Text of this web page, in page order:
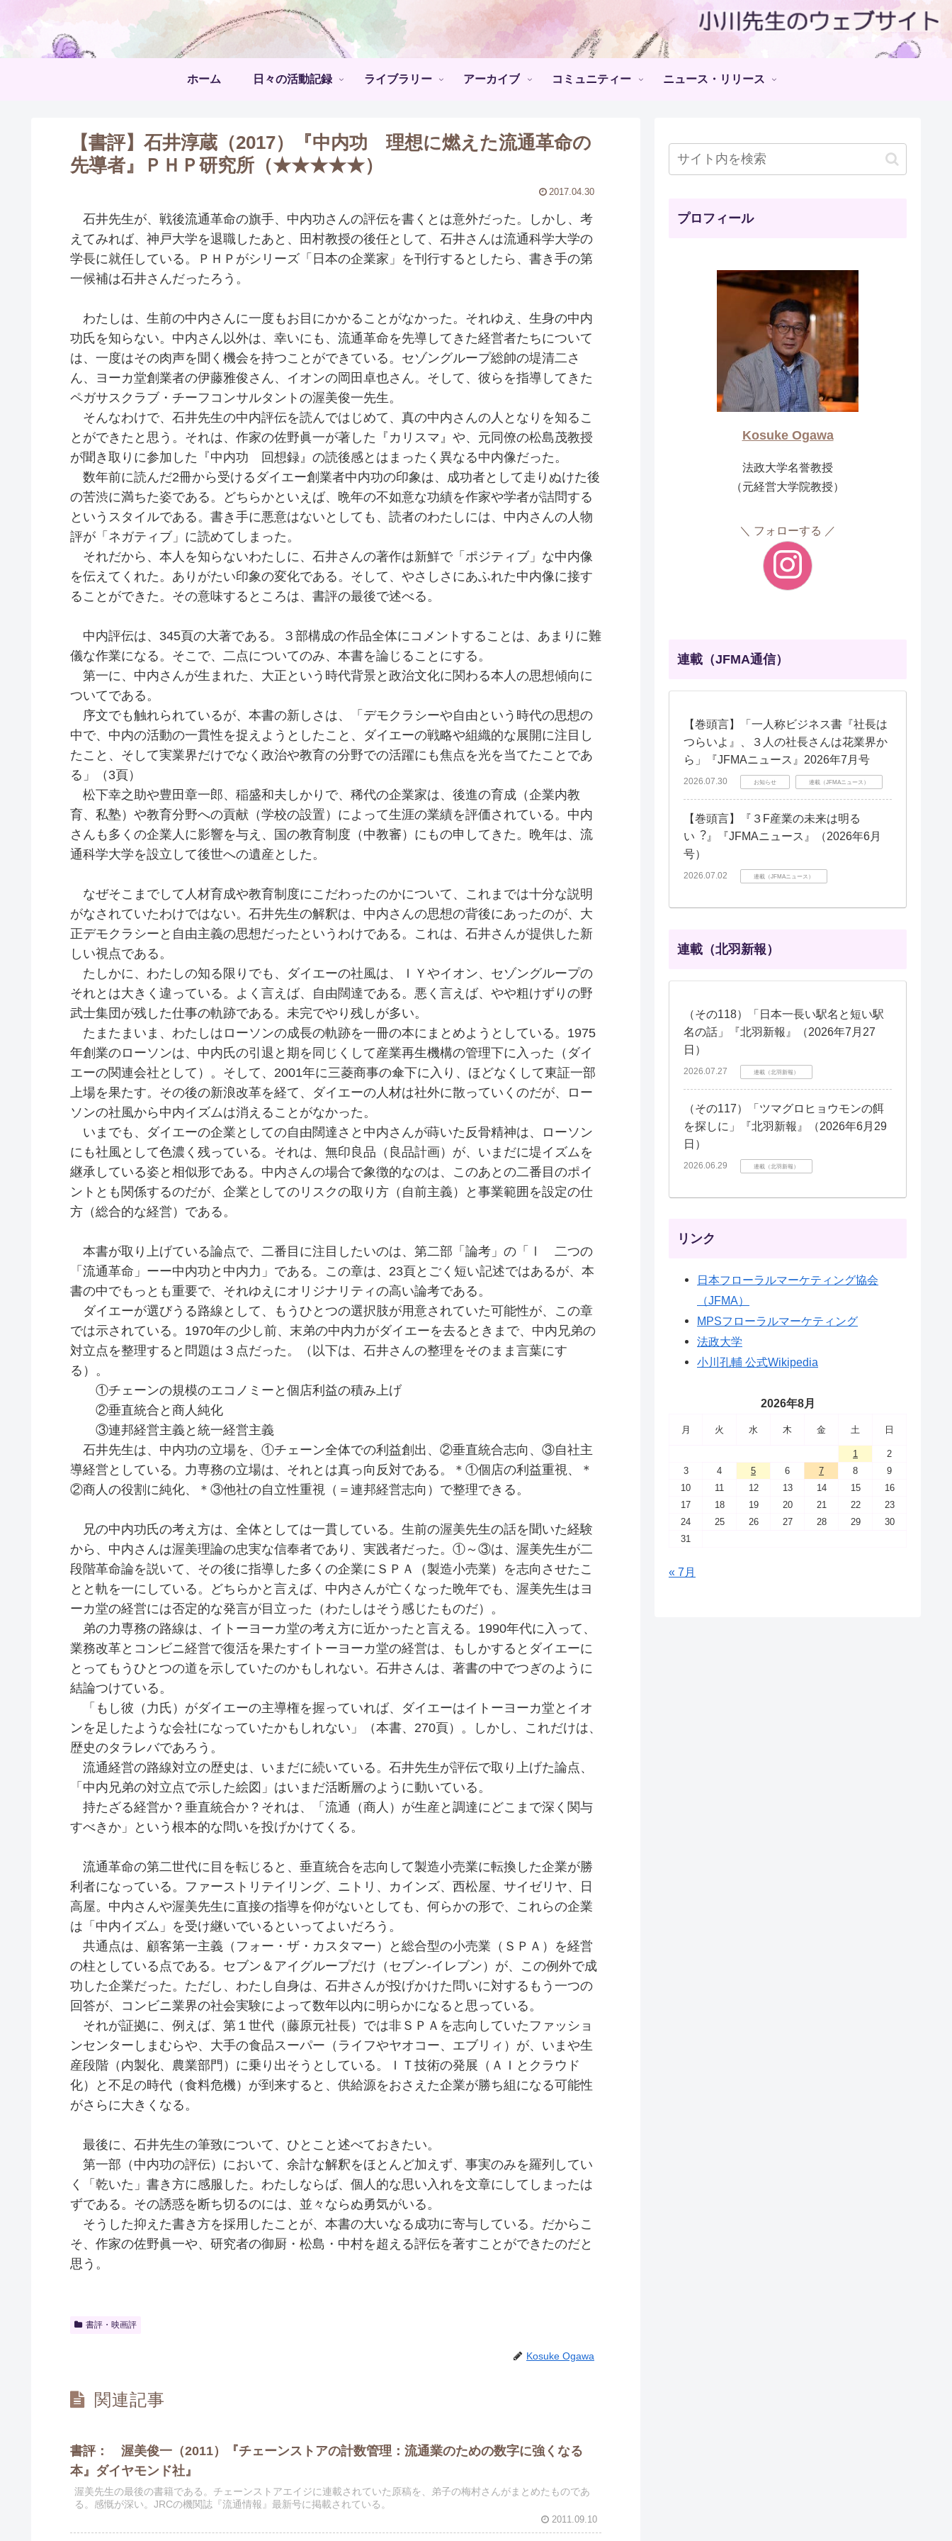
ホーム 日々の活動記録 ライブラリー アーカイブ コミュニティー ニュース・リリース
【書評】石井淳蔵（2017）『中内功 理想に燃えた流通革命の
先導者』ＰＨＰ研究所（★★★★★）
2017.04.30
石井先生が、戦後流通革命の旗手、中内功さんの評伝を書くとは意外だった。しかし、考
えてみれば、神戸大学を退職したあと、田村教授の後任として、石井さんは流通科学大学の
学長に就任している。ＰＨＰがシリーズ「日本の企業家」を刊行するとしたら、書き手の第
一候補は石井さんだったろう。
わたしは、生前の中内さんに一度もお目にかかることがなかった。それゆえ、生身の中内
功氏を知らない。中内さん以外は、幸いにも、流通革命を先導してきた経営者たちについて
は、一度はその肉声を聞く機会を持つことができている。セゾングループ総帥の堤清二さ
ん、ヨーカ堂創業者の伊藤雅俊さん、イオンの岡田卓也さん。そして、彼らを指導してきた
ペガサスクラブ・チーフコンサルタントの渥美俊一先生。
そんなわけで、石井先生の中内評伝を読んではじめて、真の中内さんの人となりを知るこ
とができたと思う。それは、作家の佐野眞一が著した『カリスマ』や、元同僚の松島茂教授
が聞き取りに参加した『中内功 回想録』の読後感とはまったく異なる中内像だった。
数年前に読んだ2冊から受けるダイエー創業者中内功の印象は、成功者として走りぬけた後
の苦渋に満ちた姿である。どちらかといえば、晩年の不如意な功績を作家や学者が詰問する
というスタイルである。書き手に悪意はないとしても、読者のわたしには、中内さんの人物
評が「ネガティブ」に読めてしまった。
それだから、本人を知らないわたしに、石井さんの著作は新鮮で「ポジティブ」な中内像
を伝えてくれた。ありがたい印象の変化である。そして、やさしさにあふれた中内像に接す
ることができた。その意味するところは、書評の最後で述べる。
中内評伝は、345頁の大著である。３部構成の作品全体にコメントすることは、あまりに難
儀な作業になる。そこで、二点についてのみ、本書を論じることにする。
第一に、中内さんが生まれた、大正という時代背景と政治文化に関わる本人の思想傾向に
ついてである。
序文でも触れられているが、本書の新しさは、「デモクラシーや自由という時代の思想の
中で、中内の活動の一貫性を捉えようとしたこと、ダイエーの戦略や組織的な展開に注目し
たこと、そして実業界だけでなく政治や教育の分野での活躍にも焦点を光を当てたことであ
る」（3頁）
松下幸之助や豊田章一郎、稲盛和夫しかりで、稀代の企業家は、後進の育成（企業内教
育、私塾）や教育分野への貢献（学校の設置）によって生涯の業績を評価されている。中内
さんも多くの企業人に影響を与え、国の教育制度（中教審）にもの申してきた。晩年は、流
通科学大学を設立して後世への遺産とした。
なぜそこまでして人材育成や教育制度にこだわったのかについて、これまでは十分な説明
がなされていたわけではない。石井先生の解釈は、中内さんの思想の背後にあったのが、大
正デモクラシーと自由主義の思想だったというわけである。これは、石井さんが提供した新
しい視点である。
たしかに、わたしの知る限りでも、ダイエーの社風は、ＩＹやイオン、セゾングループの
それとは大きく違っている。よく言えば、自由闊達である。悪く言えば、やや粗けずりの野
武士集団が残した仕事の軌跡である。未完でやり残しが多い。
たまたまいま、わたしはローソンの成長の軌跡を一冊の本にまとめようとしている。1975
年創業のローソンは、中内氏の引退と期を同じくして産業再生機構の管理下に入った（ダイ
エーの関連会社として）。そして、2001年に三菱商事の傘下に入り、ほどなくして東証一部
上場を果たす。その後の新浪改革を経て、ダイエーの人材は社外に散っていくのだが、ロー
ソンの社風から中内イズムは消えることがなかった。
いまでも、ダイエーの企業としての自由闊達さと中内さんが蒔いた反骨精神は、ローソン
にも社風として色濃く残っている。それは、無印良品（良品計画）が、いまだに堤イズムを
継承している姿と相似形である。中内さんの場合で象徴的なのは、このあとの二番目のポイ
ントとも関係するのだが、企業としてのリスクの取り方（自前主義）と事業範囲を設定の仕
方（総合的な経営）である。
本書が取り上げている論点で、二番目に注目したいのは、第二部「論考」の「Ⅰ 二つの
「流通革命」ーー中内功と中内力」である。この章は、23頁とごく短い記述ではあるが、本
書の中でもっとも重要で、それゆえにオリジナリティの高い論考である。
ダイエーが選びうる路線として、もうひとつの選択肢が用意されていた可能性が、この章
では示されている。1970年の少し前、末弟の中内力がダイエーを去るときまで、中内兄弟の
対立点を整理すると問題は３点だった。（以下は、石井さんの整理をそのまま言葉にす
る）。
①チェーンの規模のエコノミーと個店利益の積み上げ
②垂直統合と商人純化
③連邦経営主義と統一経営主義
石井先生は、中内功の立場を、①チェーン全体での利益創出、②垂直統合志向、③自社主
導経営としている。力専務の立場は、それとは真っ向反対である。＊①個店の利益重視、＊
②商人の役割に純化、＊③他社の自立性重視（＝連邦経営志向）で整理できる。
兄の中内功氏の考え方は、全体としては一貫している。生前の渥美先生の話を聞いた経験
から、中内さんは渥美理論の忠実な信奉者であり、実践者だった。①～③は、渥美先生が二
段階革命論を説いて、その後に指導した多くの企業にＳＰＡ（製造小売業）を志向させたこ
とと軌を一にしている。どちらかと言えば、中内さんが亡くなった晩年でも、渥美先生はヨ
ーカ堂の経営には否定的な発言が目立った（わたしはそう感じたものだ）。
弟の力専務の路線は、イトーヨーカ堂の考え方に近かったと言える。1990年代に入って、
業務改革とコンビニ経営で復活を果たすイトーヨーカ堂の経営は、もしかするとダイエーに
とってもうひとつの道を示していたのかもしれない。石井さんは、著書の中でつぎのように
結論つけている。
「もし彼（力氏）がダイエーの主導権を握っていれば、ダイエーはイトーヨーカ堂とイオ
ンを足したような会社になっていたかもしれない」（本書、270頁）。しかし、これだけは、
歴史のタラレバであろう。
流通経営の路線対立の歴史は、いまだに続いている。石井先生が評伝で取り上げた論点、
「中内兄弟の対立点で示した絵図」はいまだ活断層のように動いている。
持たざる経営か？垂直統合か？それは、「流通（商人）が生産と調達にどこまで深く関与
すべきか」という根本的な問いを投げかけてくる。
流通革命の第二世代に目を転じると、垂直統合を志向して製造小売業に転換した企業が勝
利者になっている。ファーストリテイリング、ニトリ、カインズ、西松屋、サイゼリヤ、日
高屋。中内さんや渥美先生に直接の指導を仰がないとしても、何らかの形で、これらの企業
は「中内イズム」を受け継いでいるといってよいだろう。
共通点は、顧客第一主義（フォー・ザ・カスタマー）と総合型の小売業（ＳＰＡ）を経営
の柱としている点である。セブン＆アイグループだけ（セブン-イレブン）が、この例外で成
功した企業だった。ただし、わたし自身は、石井さんが投げかけた問いに対するもう一つの
回答が、コンビニ業界の社会実験によって数年以内に明らかになると思っている。
それが証拠に、例えば、第１世代（藤原元社長）では非ＳＰＡを志向していたファッショ
ンセンターしまむらや、大手の食品スーパー（ライフやヤオコー、エブリィ）が、いまや生
産段階（内製化、農業部門）に乗り出そうとしている。ＩＴ技術の発展（ＡＩとクラウド
化）と不足の時代（食料危機）が到来すると、供給源をおさえた企業が勝ち組になる可能性
がさらに大きくなる。
最後に、石井先生の筆致について、ひとこと述べておきたい。
第一部（中内功の評伝）において、余計な解釈をほとんど加えず、事実のみを羅列してい
く「乾いた」書き方に感服した。わたしならば、個人的な思い入れを文章にしてしまったは
ずである。その誘惑を断ち切るのには、並々ならぬ勇気がいる。
そうした抑えた書き方を採用したことが、本書の大いなる成功に寄与している。だからこ
そ、作家の佐野眞一や、研究者の御厨・松島・中村を超える評伝を著すことができたのだと
思う。
書評・映画評
Kosuke Ogawa
関連記事
書評： 渥美俊一（2011）『チェーンストアの計数管理：流通業のための数字に強くなる
本』ダイヤモンド社』
渥美先生の最後の書籍である。チェーンストアエイジに連載されていた原稿を、弟子の梅村さんがまとめたものであ
る。感慨が深い。JRCの機関誌『流通情報』最新号に掲載されている。
2011.09.10
プロフィール
Kosuke Ogawa
法政大学名誉教授
（元経営大学院教授）
フォローする
連載（JFMA通信）
【巻頭言】「一人称ビジネス書『社長は
つらいよ』、３人の社長さんは花業界か
ら」『JFMAニュース』2026年7月号
2026.07.30 お知らせ 連載（JFMAニュース）
【巻頭言】『３F産業の未来は明る
い︖』『JFMAニュース』（2026年6月
号）
2026.07.02 連載（JFMAニュース）
連載（北羽新報）
（その118）「日本一長い駅名と短い駅
名の話」『北羽新報』（2026年7月27
日）
2026.07.27 連載（北羽新報）
（その117）「ツマグロヒョウモンの餌
を探しに」『北羽新報』（2026年6月29
日）
2026.06.29 連載（北羽新報）
リンク
日本フローラルマーケティング協会
（JFMA）
MPSフローラルマーケティング
法政大学
小川孔輔 公式Wikipedia
2026年8月
月 火 水 木 金 土 日
1
2
3
4 5 6 7 8
9
10
11 12 13 14 15
16
17
18 19 20 21 22
23
24
25 26 27 28 29
30
31
« 7月